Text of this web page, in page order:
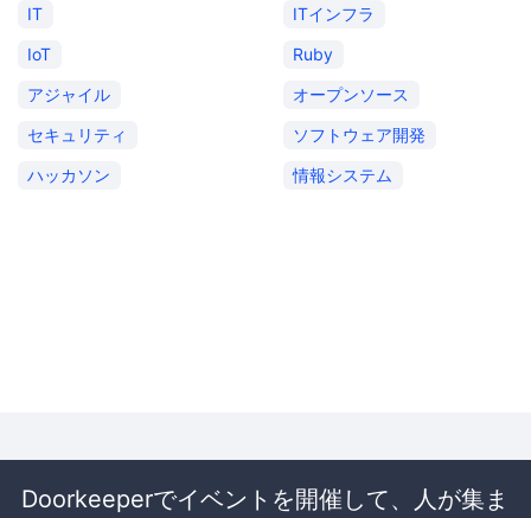
IT
ITインフラ
IoT
Ruby
アジャイル
オープンソース
セキュリティ
ソフトウェア開発
ハッカソン
情報システム
Doorkeeperでイベントを開催して、人が集ま